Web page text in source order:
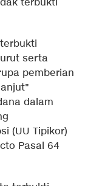
terbukti
serta
pemberian
dalam
(UU Tipikor)
Pasal 64